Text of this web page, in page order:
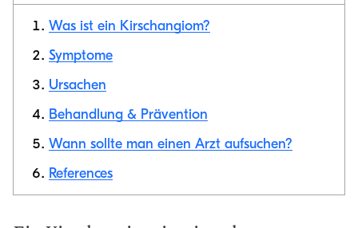
Was ist ein Kirschangiom?
Symptome
Ursachen
Behandlung & Prävention
Wann sollte man einen Arzt aufsuchen?
References